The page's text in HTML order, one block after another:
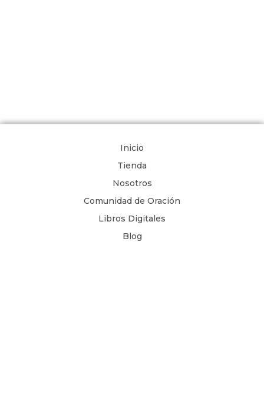
Inicio
Tienda
Nosotros
Comunidad de Oración
Libros Digitales
Blog